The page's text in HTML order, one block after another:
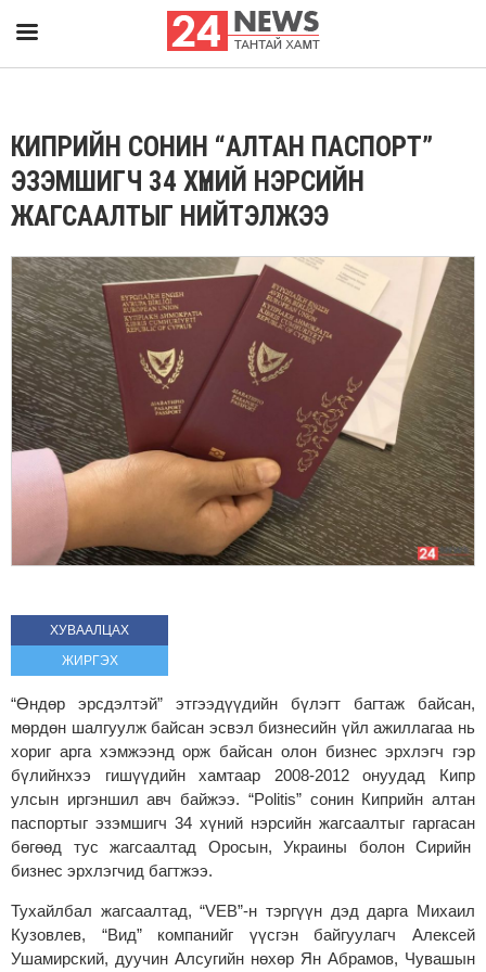
КИПРИЙН СОНИН “АЛТАН ПАСПОРТ”
ЭЗЭМШИГЧ 34 ХҮНИЙ НЭРСИЙН
ЖАГСААЛТЫГ НИЙТЭЛЖЭЭ
ХУВААЛЦАХ
ЖИРГЭХ
“Өндөр эрсдэлтэй” этгээдүүдийн бүлэгт багтаж байсан,
мөрдөн шалгуулж байсан эсвэл бизнесийн үйл ажиллагаа нь
хориг арга хэмжээнд орж байсан олон бизнес эрхлэгч гэр
бүлийнхээ гишүүдийн хамтаар 2008-2012 онуудад Кипр
улсын иргэншил авч байжээ. “Politis” сонин Киприйн алтан
паспортыг эзэмшигч 34 хүний нэрсийн жагсаалтыг гаргасан
бөгөөд тус жагсаалтад Оросын, Украины болон Сирийн
бизнес эрхлэгчид багтжээ.
Тухайлбал жагсаалтад, “VEB”-н тэргүүн дэд дарга Михаил
Кузовлев, “Вид” компанийг үүсгэн байгуулагч Алексей
Ушамирский, дуучин Алсугийн нөхөр Ян Абрамов, Чувашын